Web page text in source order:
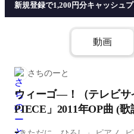
新規登録で1,200円分キャッシュ
動画
さちのーと
ウィーゴ―！（テレビサ
PIECE」2011年OP曲 (